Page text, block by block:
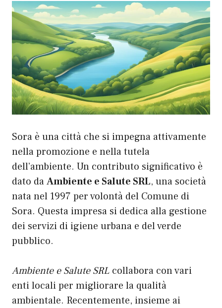
Sora è una città che si impegna attivamente
nella promozione e nella tutela
dell’ambiente. Un contributo significativo è
dato daAmbiente e Salute SRL, una società
nata nel 1997 per volontà del Comune di
Sora. Questa impresa si dedica alla gestione
dei servizi di igiene urbana e del verde
pubblico.
Ambiente e Salute SRL collabora con vari
enti locali per migliorare la qualità
ambientale. Recentemente, insieme ai